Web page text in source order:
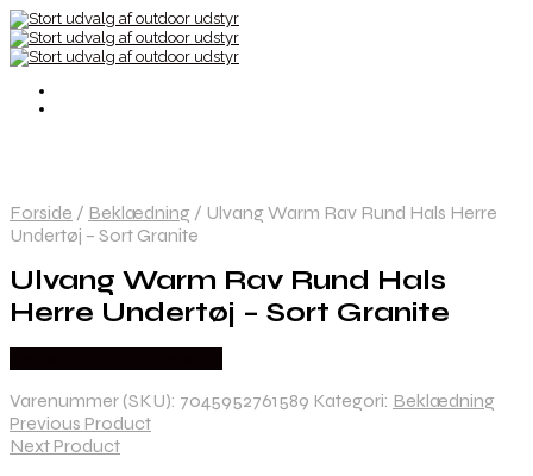
Forside / Beklædning / Ulvang Warm Rav Rund Hals Herre
Undertøj – Sort Granite
Ulvang Warm Rav Rund Hals
Herre Undertøj – Sort Granite
Varenummer (SKU): 7045952761589 Kategori: Beklædning
Previous Product
Next Product